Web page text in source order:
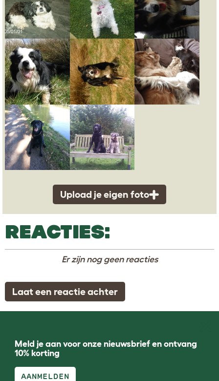
Upload je eigen foto
REACTIES:
Er zijn nog geen reacties
Laat een reactie achter
Meld je aan voor onze nieuwsbrief en ontvang
10% korting
AANMELDEN